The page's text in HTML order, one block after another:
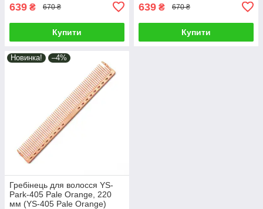
639 ₴ 670 ₴
Купити
639 ₴ 670 ₴
Купити
Новинка! –4%
Гребінець для волосся YS-
Park-405 Pale Orange, 220
мм (YS-405 Pale Orange)